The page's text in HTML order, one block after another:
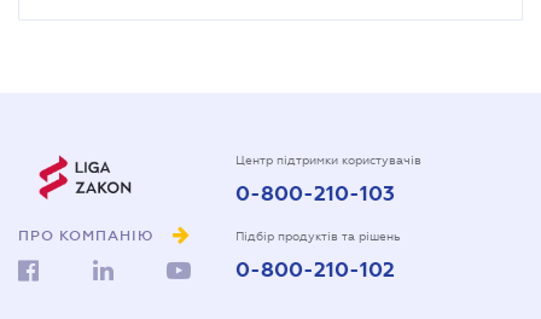
ПРО КОМПАНІЮ
Центр підтримки користувачів
0-800-210-103
Підбір продуктів та рішень
0-800-210-102